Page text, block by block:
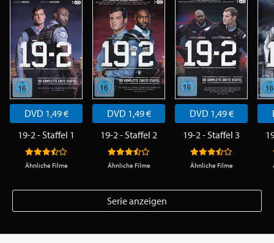
DVD 1,49 €
19-2 - Staffel 1
Ähnliche Filme
DVD 1,49 €
19-2 - Staffel 2
Ähnliche Filme
DVD 1,49 €
19-2 - Staffel 3
Ähnliche Filme
Serie anzeigen